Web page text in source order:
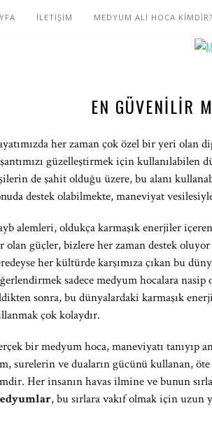
İLETİŞİM MEDYUM ALİ HOCA KİMDİR?
EN GÜVENILIR
her zaman çok özel bir yeri olan
güzelleştirmek için kullanılabilen
de şahit olduğu üzere, bu alanı
destek olabilmekte, maneviyat
alemleri, oldukça karmaşık enerjiler
olan güçler, bizlere her zaman destek
her kültürde karşımıza çıkan bu
sadece medyum hocalara nasip
sonra, bu dünyalardaki karmaşık
çok kolaydır.
bir medyum hoca, maneviyatı tanıyıp
surelerin ve duaların gücünü kullanan, öte
Her insanın havas ilmine ve bunun
, bu sırlara vakıf olmak için uzun